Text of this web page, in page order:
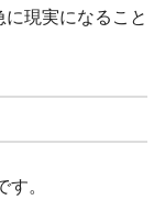
に現実になること
。